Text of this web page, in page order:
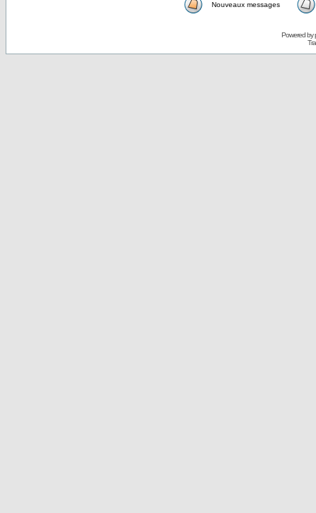
Nouveaux messages
Powered by